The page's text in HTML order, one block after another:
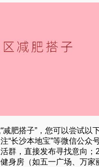
减肥搭子”，您可以尝试以
“长沙本地宝”等微信公众
群，直接发布寻找意向；
身房（如五一广场、万家